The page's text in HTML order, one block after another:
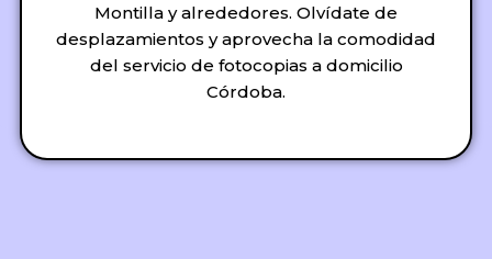
Montilla y alrededores. Olvídate de
desplazamientos y aprovecha la comodidad
del servicio de fotocopias a domicilio
Córdoba.